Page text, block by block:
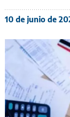
10 de junio de